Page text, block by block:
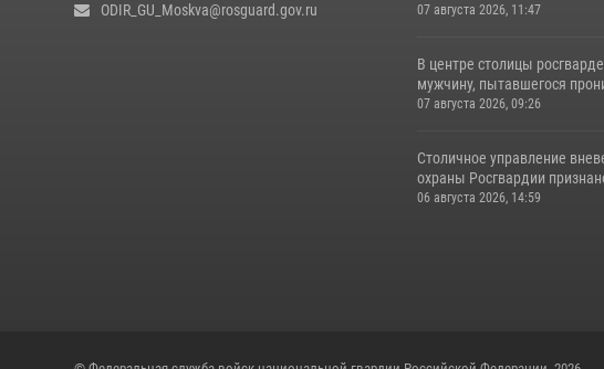
ODIR_GU_Moskva@rosguard.gov.ru
07 августа 2026, 11:47
В центре столицы
мужчину, пытавшегося
07 августа 2026, 09:26
Столичное управление
охраны Росгвардии
06 августа 2026, 14:59